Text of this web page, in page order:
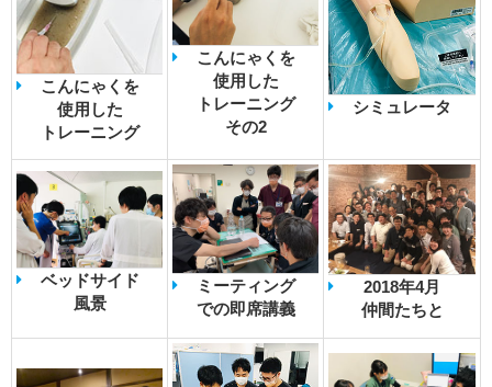
こんにゃくを
使用した
トレーニング
こんにゃくを
使用した
トレーニング
その2
シミュレータ
ベッドサイド
風景
ミーティング
での即席講義
2018年4月
仲間たちと